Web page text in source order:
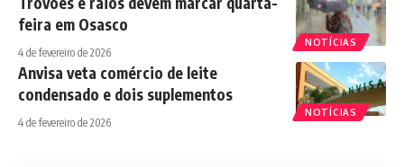
NOTÍCIAS
feira em Osasco
4 de fevereiro de 2026
NOTÍCIAS
Anvisa veta comércio de leite
condensado e dois suplementos
4 de fevereiro de 2026